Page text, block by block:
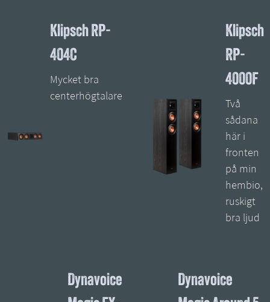
Klipsch RP-
404C
Mycket bra
centerhögtalare
Klipsch
RP-
4000F
Två
sådana
här i
fronten
på min
hembio,
ruskigt
bra ljud
Dynavoice
Dynavoice